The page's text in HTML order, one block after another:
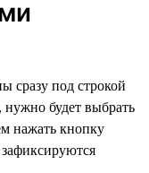
сразу под строкой
будет выбрать
нажать кнопку